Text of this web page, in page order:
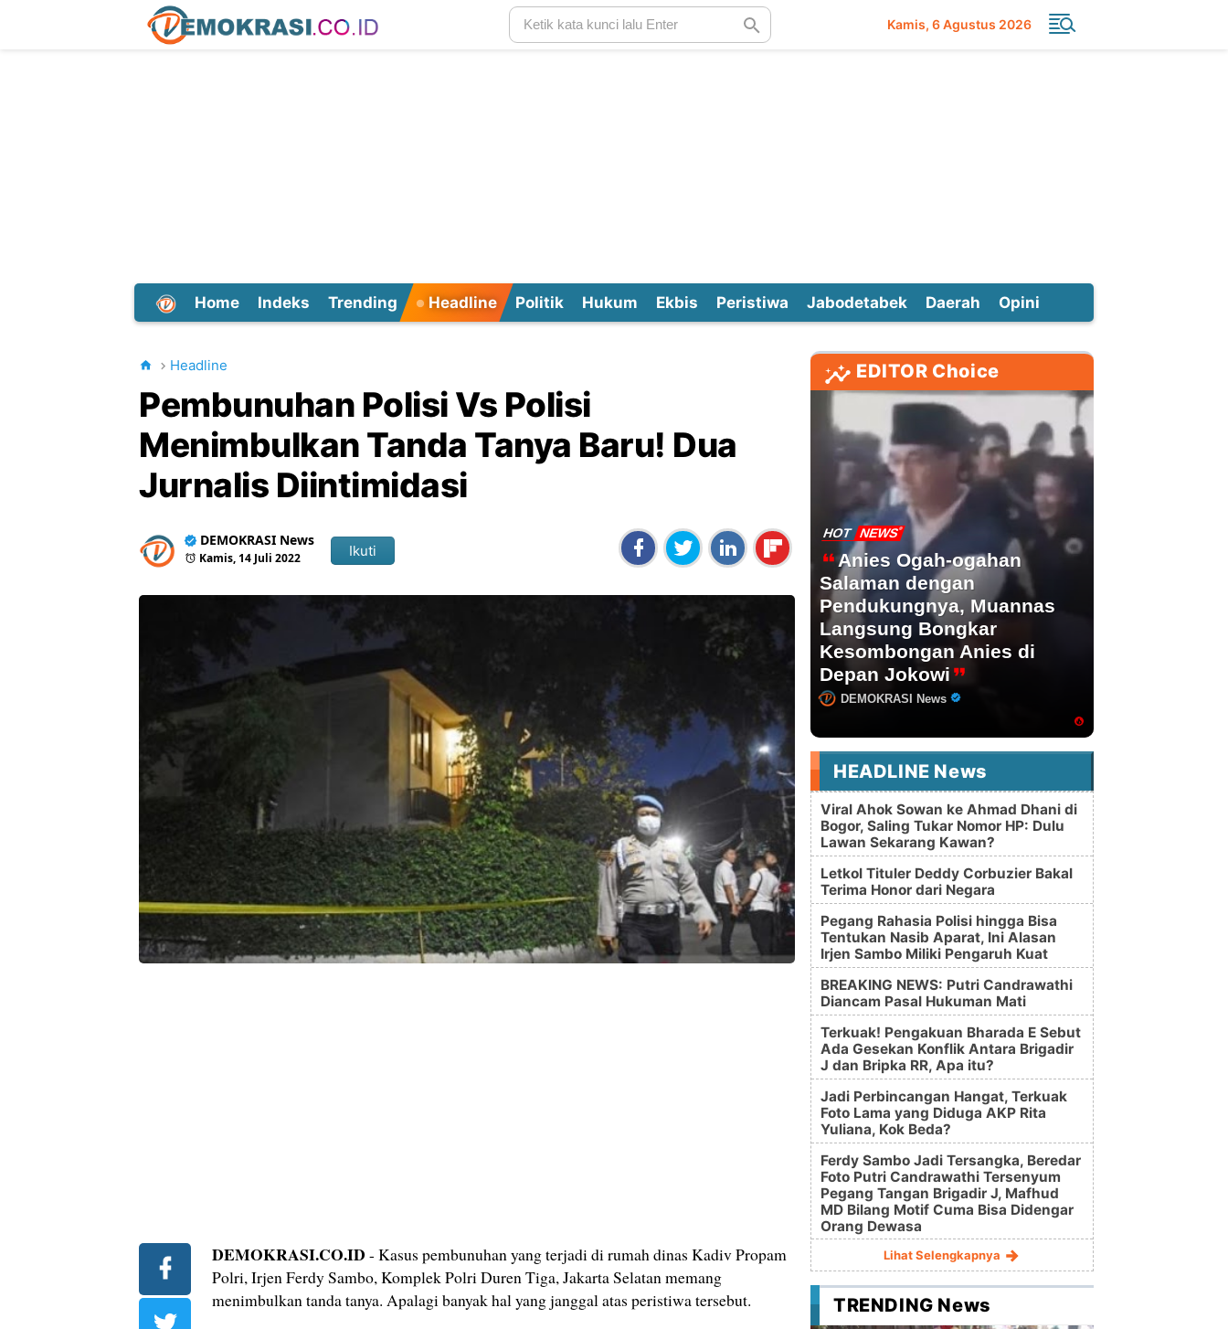
Kamis 6 Agustus 2026
Home Indeks Trending Headline Politik Hukum Ekbis Peristiwa Jabodetabek Daerah Opini
Headline
Pembunuhan Polisi Vs Polisi
Menimbulkan Tanda Tanya Baru! Dua
Jurnalis Diintimidasi
DEMOKRASI News
Kamis, 14 Juli 2022 Ikuti
DEMOKRASI.CO.ID - Kasus pembunuhan yang terjadi di rumah dinas Kadiv Propam
Polri, Irjen Ferdy Sambo, Komplek Polri Duren Tiga, Jakarta Selatan memang
menimbulkan tanda tanya. Apalagi banyak hal yang janggal atas peristiwa tersebut.
EDITOR Choice
HOT NEWS
Anies Ogah-ogahan
Salaman dengan
Pendukungnya, Muannas
Langsung Bongkar
Kesombongan Anies di
Depan Jokowi
DEMOKRASI News
HEADLINE News
Viral Ahok Sowan ke Ahmad Dhani di
Bogor, Saling Tukar Nomor HP: Dulu
Lawan Sekarang Kawan?
Letkol Tituler Deddy Corbuzier Bakal
Terima Honor dari Negara
Pegang Rahasia Polisi hingga Bisa
Tentukan Nasib Aparat, Ini Alasan
Irjen Sambo Miliki Pengaruh Kuat
BREAKING NEWS: Putri Candrawathi
Diancam Pasal Hukuman Mati
Terkuak! Pengakuan Bharada E Sebut
Ada Gesekan Konflik Antara Brigadir
J dan Bripka RR, Apa itu?
Jadi Perbincangan Hangat, Terkuak
Foto Lama yang Diduga AKP Rita
Yuliana, Kok Beda?
Ferdy Sambo Jadi Tersangka, Beredar
Foto Putri Candrawathi Tersenyum
Pegang Tangan Brigadir J, Mafhud
MD Bilang Motif Cuma Bisa Didengar
Orang Dewasa
Lihat Selengkapnya
TRENDING News